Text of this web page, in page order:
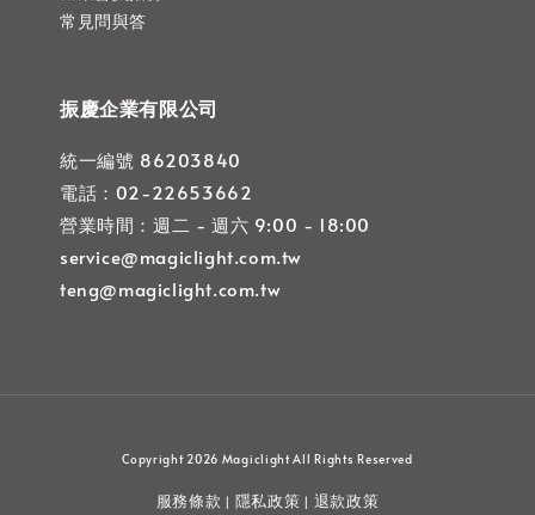
常見問與答
振慶企業有限公司
統一編號 86203840
電話：02-22653662
營業時間：週二 - 週六 9:00 - 18:00
service@magiclight.com.tw
teng@magiclight.com.tw
Copyright 2026 Magiclight All Rights Reserved
服務條款 | 隱私政策 | 退款政策